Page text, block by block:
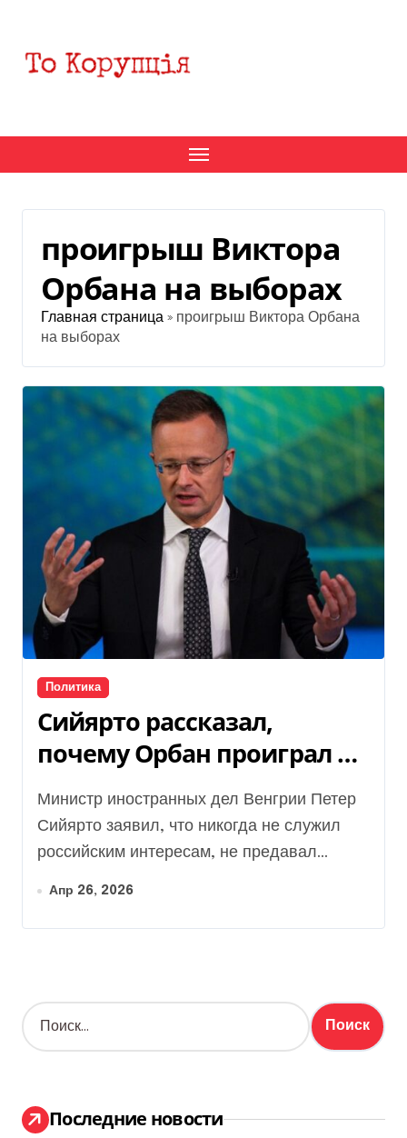
содержанию
проигрыш Виктора
Орбана на выборах
Главная страница » проигрыш Виктора Орбана
на выборах
Политика
Сийярто рассказал,
почему Орбан проиграл на
выборах
Министр иностранных дел Венгрии Петер
Сийярто заявил, что никогда не служил
российским интересам, не предавал...
Апр 26, 2026
Н
а
:
Последние новости